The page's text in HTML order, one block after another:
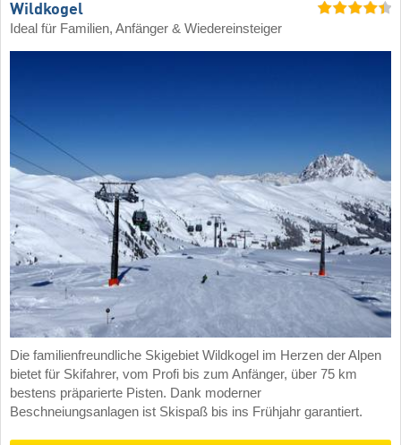
Wildkogel
Ideal für Familien, Anfänger & Wiedereinsteiger
Die familienfreundliche Skigebiet Wildkogel im Herzen der Alpen
bietet für Skifahrer, vom Profi bis zum Anfänger, über 75 km
bestens präparierte Pisten. Dank moderner
Beschneiungsanlagen ist Skispaß bis ins Frühjahr garantiert.